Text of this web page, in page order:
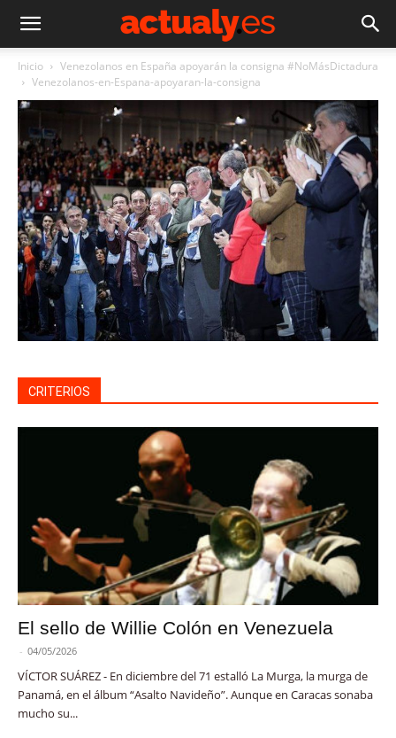
Inicio
Venezolanos en España apoyarán la consigna #NoMásDictadura
Venezolanos-en-Espana-apoyaran-la-consigna
CRITERIOS
El sello de Willie Colón en Venezuela
- 04/05/2026
VÍCTOR SUÁREZ - En diciembre del 71 estalló La Murga, la murga de
Panamá, en el álbum “Asalto Navideño”. Aunque en Caracas sonaba
mucho su...